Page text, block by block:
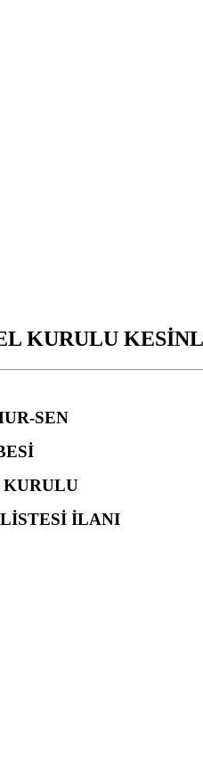
KURULU
SEN
KURULU
İLANI